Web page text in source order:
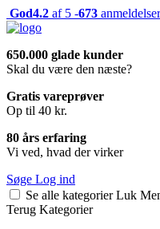
God4.2 af 5 -673 anmeldelser
650.000 glade kunder
Skal du være den næste?
Gratis vareprøver
Op til 40 kr.
80 års erfaring
Vi ved, hvad der virker
Søge Log ind
Se alle kategorier Luk
Terug Kategorier